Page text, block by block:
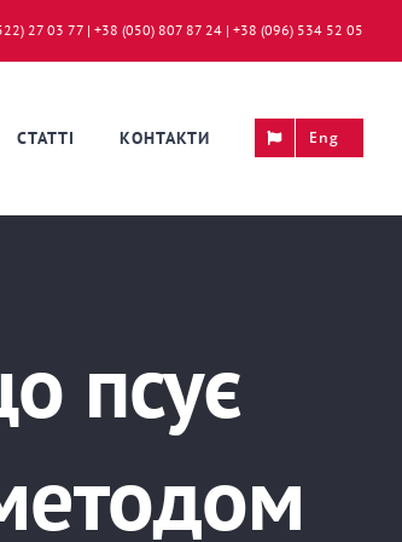
27 03 77 | +38 (050) 807 87 24 | +38 (096) 534 52 05
СТАТТІ КОНТАКТИ Eng
псує